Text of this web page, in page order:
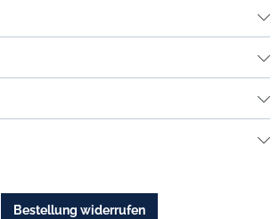
Bestellung widerrufen